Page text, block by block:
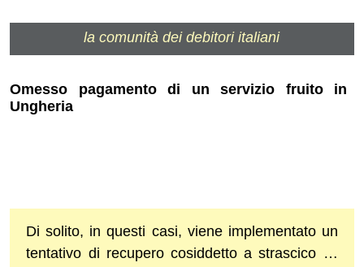
la comunità dei debitori italiani
Omesso pagamento di un servizio fruito in
Ungheria
Di solito, in questi casi, viene implementato un
tentativo di recupero cosiddetto a strascico …